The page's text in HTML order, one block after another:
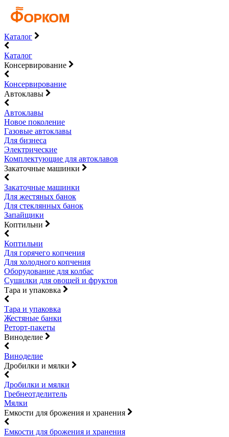
Каталог
Каталог
Консервирование
Консервирование
Автоклавы
Автоклавы
Новое поколение
Газовые автоклавы
Для бизнеса
Электрические
Комплектующие для автоклавов
Закаточные машинки
Закаточные машинки
Для жестяных банок
Для стеклянных банок
Запайщики
Коптильни
Коптильни
Для горячего копчения
Для холодного копчения
Оборудование для колбас
Сушилки для овощей и фруктов
Тара и упаковка
Тара и упаковка
Жестяные банки
Реторт-пакеты
Виноделие
Виноделие
Дробилки и мялки
Дробилки и мялки
Гребнеотделитель
Мялки
Емкости для брожения и хранения
Емкости для брожения и хранения